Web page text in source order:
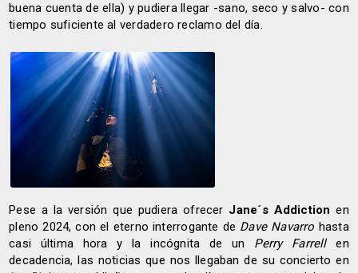
buena cuenta de ella) y pudiera llegar -sano, seco y salvo- con
tiempo suficiente al verdadero reclamo del día.
Pese a la versión que pudiera ofrecer Jane´s Addiction en
pleno 2024, con el eterno interrogante de Dave Navarro hasta
casi última hora y la incógnita de un Perry Farrellen
decadencia, las noticias que nos llegaban de su concierto en